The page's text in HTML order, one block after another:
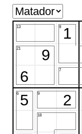
13 9 1
21
9
6
7
6 5 9 2
18